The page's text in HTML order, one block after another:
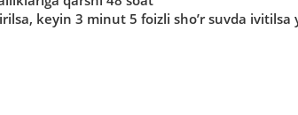
keyin 3 minut 5 foizli shoʼr suvda